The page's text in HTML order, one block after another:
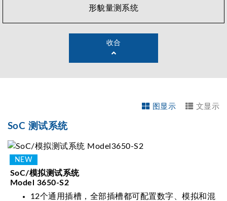
包解决方案、系统层级测试方案。Chroma完整的半导体
形貌量测系统
收合
图显示 文显示
SoC 测试系统
SoC/模拟测试系统
Model 3650-S2
12个通用插槽，全部插槽都可配置数字、模拟和混